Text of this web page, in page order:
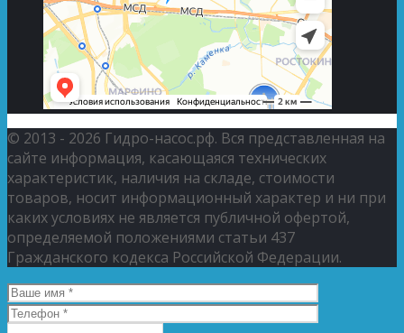
© 2013 - 2026 Гидро-насос.рф. Вся представленная на
сайте информация, касающаяся технических
характеристик, наличия на складе, стоимости
товаров, носит информационный характер и ни при
каких условиях не является публичной офертой,
определяемой положениями статьи 437
Гражданского кодекса Российской Федерации.